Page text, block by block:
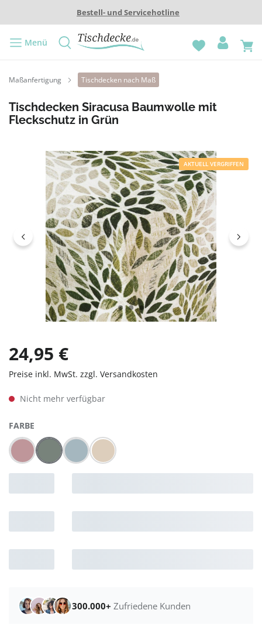
Bestell- und Servicehotline
Menü
Maßanfertigung Tischdecken nach Maß
Tischdecken Siracusa Baumwolle mit
Fleckschutz in Grün
Bildergalerie überspringen
AKTUELL VERGRIFFEN
24,95 €
Preise inkl. MwSt. zzgl. Versandkosten
Nicht mehr verfügbar
FARBE
Wein-Rot
(Diese Option ist zurzeit nicht verfügbar.)
Grün
(Diese Option ist zurzeit nicht verfügbar.)
Blau
(Diese Option ist zurzeit nicht verfügbar.)
Beige
300.000+ Zufriedene Kunden